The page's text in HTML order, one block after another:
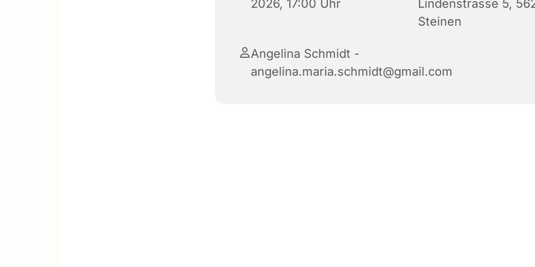
2026, 17:00 Uhr
Lindenstrasse 5,
Steinen
Angelina Schmidt -
angelina.maria.schmidt@gmail.com